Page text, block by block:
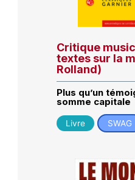
Critique
textes sur la
Rolland)
Plus qu’un
somme capitale
Livre SWAG